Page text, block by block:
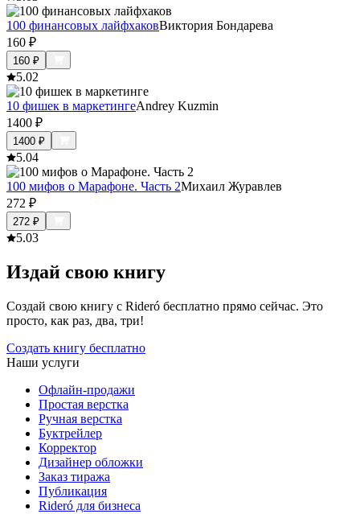
100 финансовых лайфхаковВиктория Бондарева
160 ₽
160 ₽
5.02
10 фишек в маркетингеAndrey Kuzmin
1400 ₽
1400 ₽
5.04
100 мифов о Марафоне. Часть 2Михаил Журавлев
272 ₽
272 ₽
5.03
Издай свою книгу
Создай свою книгу с Rideró бесплатно прямо сейчас. Это
просто, как раз, два, три!
Создать книгу бесплатно
Наши услуги
Офлайн-продажи
Простая верстка
Ручная верстка
Буктрейлер
Корректор
Дизайнер обложки
Заказ тиража
Публикация
Rideró для бизнеса